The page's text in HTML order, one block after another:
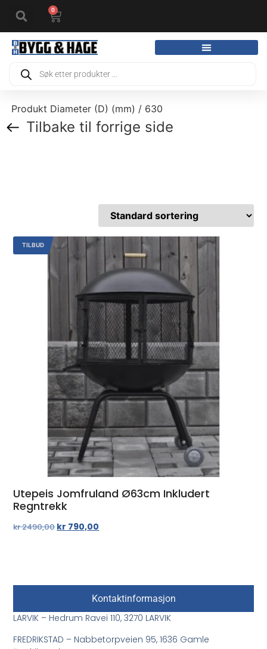
0
Produkt Diameter (D) (mm) / 630
Tilbake til forrige side
TILBUD
Utepeis Jomfruland Ø63cm Inkludert
Regntrekk
kr2490,00kr 790,00
Kontaktinformasjon
LARVIK – Hedrum Ravei 110, 3270 LARVIK
FREDRIKSTAD – Nabbetorpveien 95, 1636 Gamle